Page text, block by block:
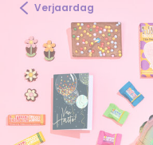
Verjaardag